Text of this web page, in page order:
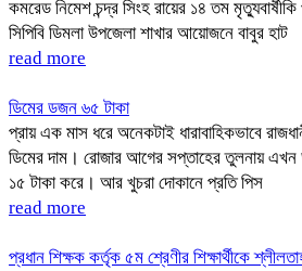
কমরেড নিমেশ চন্দ্র সিংহ রায়ের ১৪ তম
সিপিবি ডিমলা উপজেলা শাখার আয়োজনে বাবুর হাট
read more
ডিমের ডজন ৬৫ টাকা
প্রায় এক মাস ধরে অনেকটাই ধারাবাহিকভাবে
ডিমের দাম। রোজার আগের সপ্তাহের তুলনায় এখন
১৫ টাকা করে। আর খুচরা দোকানে প্রতি পিস
read more
প্রধান শিক্ষক কর্তৃক ৫ম শ্রেণীর শিক্ষার্থীকে